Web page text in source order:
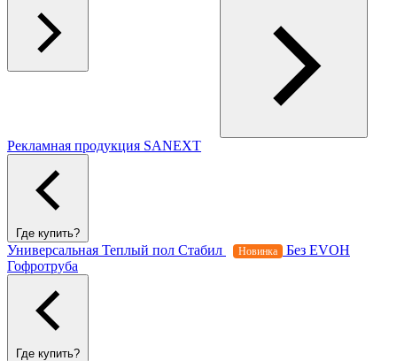
Рекламная продукция SANEXT
Где купить?
Универсальная Теплый пол Стабил Новинка
Без EVOH
Гофротруба
Где купить?